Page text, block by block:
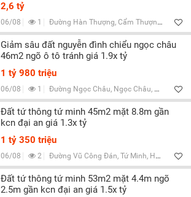
2,6 tỷ
06/08 1 Đường Hàn Thượng, Cẩm Thượng, Hải Dương
Giảm sâu đất nguyễn đình chiểu ngọc châu
46m2 ngõ ô tô tránh giá 1.9x tỷ
1 tỷ 980 triệu
06/08 1 Đường Ngọc Châu, Ngọc Châu, Hải Dương
Đất tứ thông tứ minh 45m2 mặt 8.8m gần
kcn đại an giá 1.3x tỷ
1 tỷ 350 triệu
06/08 2 Đường Vũ Công Đán, Tứ Minh, Hải Dương
Đất tứ thông tứ minh 53m2 mặt 4.4m ngõ
2.5m gần kcn đại an giá 1.5x tỷ